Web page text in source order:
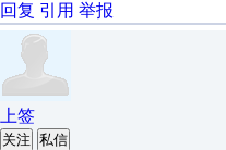
回复 引用 举报
上签
关注 私信